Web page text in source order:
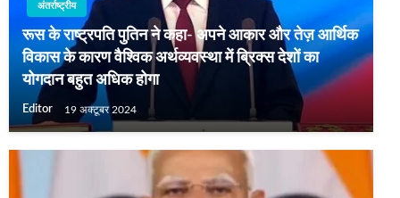
अंतर्राष्ट्रीय
रूस के राष्ट्रपति पुतिन ने कहा- अपने आकार और तेज़ आर्थिक
विकास के कारण वैश्विक अर्थव्‍यवस्‍था में ब्रिक्‍स देशों का
योगदान बहुत अधिक होगा
Editor 19 अक्टूबर 2024